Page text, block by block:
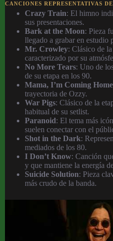
CANCIONES REPRESENTATIVAS
Crazy Train: El himno
sus presentaciones.
Bark at the Moon: Pieza
llegado a grabar en estudio
Mr. Crowley: Clásico de
caracterizado por su
No More Tears: Uno de
de su etapa en los 90.
Mama, I’m Coming Home
trayectoria de Ozzy.
War Pigs: Clásico de la
habitual de su setlist.
Paranoid: El tema más
suelen conectar con el
Shot in the Dark:
mediados de los 80.
I Don’t Know: Canción
y que mantiene la energía
Suicide Solution: Pieza
más crudo de la banda.